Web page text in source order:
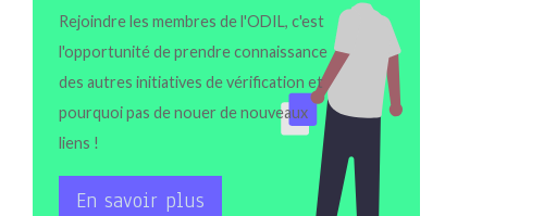
Rejoindre les membres de l'ODIL, c'est
l'opportunité de prendre connaissance
des autres initiatives de vérification et
pourquoi pas de nouer de nouveaux
liens !
En savoir plus